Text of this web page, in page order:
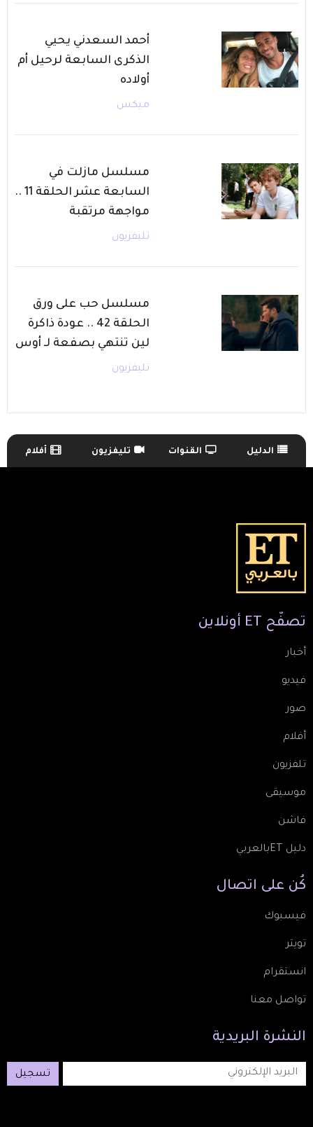
أحمد السعدني يحيي
الذكرى السابعة لرحيل أم
أولاده
ميكس
مسلسل مازلت في
السابعة عشر الحلقة 11 ..
مواجهة مرتقبة
تليفزيون
مسلسل حب على ورق
الحلقة 42 .. عودة ذاكرة
لين تنتهي بصفعة لـ أوس
تليفزيون
TV Guide Menu الدليل القنوات تليفزيون أفلام
تصفّح ET أونلاين
أخبار
فيديو
صور
أفلام
تلفزيون
موسيقى
فاشن
دليل ETبالعربي
كُن على اتصال
فيسبوك
تويتر
انستقرام
تواصل معنا
النشرة البريدية
تسجيل